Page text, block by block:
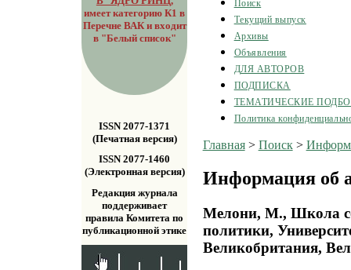
имеет категорию К1 в
Перечне ВАК и входит
в "Белый список"
ISSN 2077-1371
(Печатная версия)
ISSN 2077-1460
(Электронная версия)
Редакция журнала
поддерживает
правила Комитета по
публикационной этике
Поиск
Текущий выпуск
Архивы
Объявления
ДЛЯ АВТОРОВ
ПОДПИСКА
ТЕМАТИЧЕСКИЕ
Политика
Главная> Поиск>
Информация об
Мелони, М., Школа
политики,
Великобритания,